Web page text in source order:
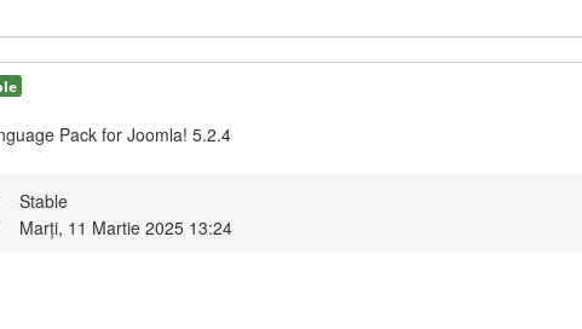
Pack for Joomla! 5.2.4
Stable
Marți, 11 Martie 2025 13:24